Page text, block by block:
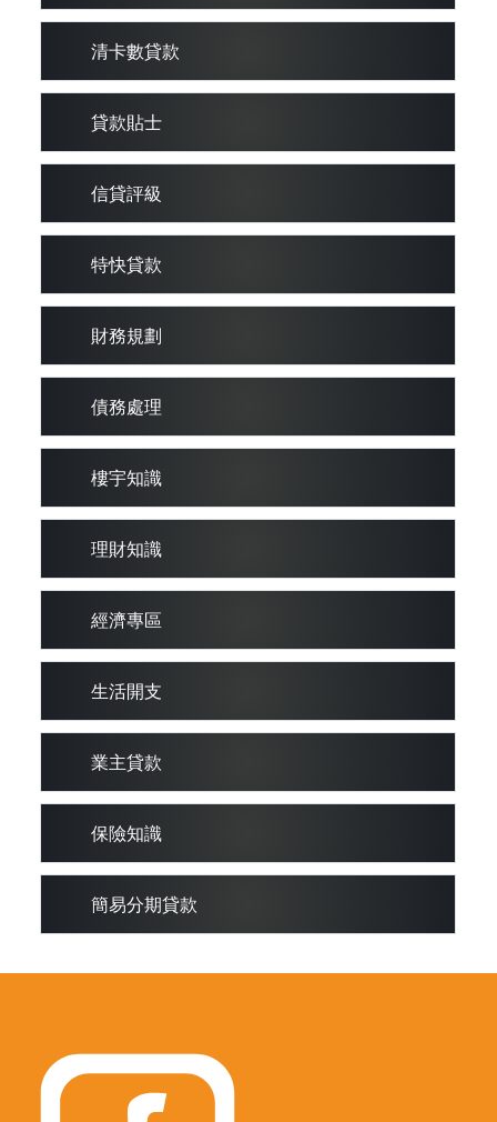
清卡數貸款
貸款貼士
信貸評級
特快貸款
財務規劃
債務處理
樓宇知識
理財知識
經濟專區
生活開支
業主貸款
保險知識
簡易分期貸款